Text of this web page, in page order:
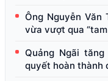
Ông Nguyễn Văn
vừa vượt qua “tam
Quảng Ngãi
quyết hoàn thành